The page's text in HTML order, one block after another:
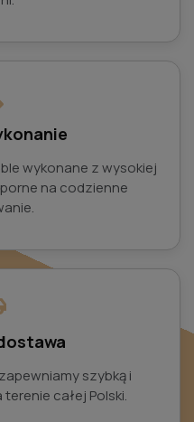
wykonane z wysokiej
na codzienne
szybką i
całej Polski.